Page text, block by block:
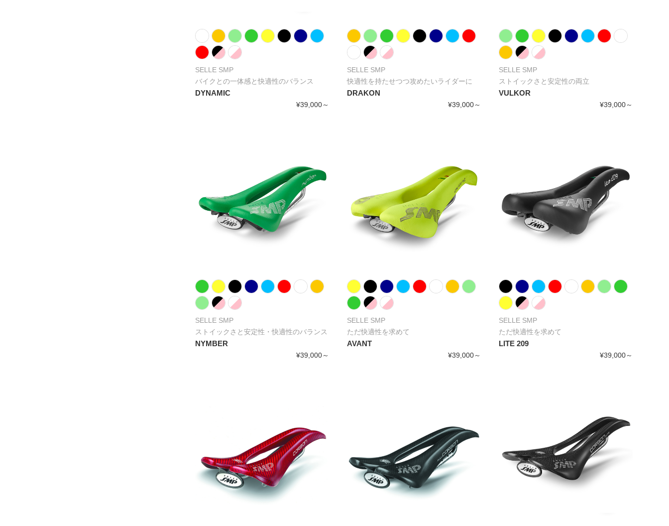
SELLE SMP
バイクとの一体感と快適性のバランス
DYNAMIC
¥39,000～
SELLE SMP
快適性を持たせつつ攻めたいライダーに
DRAKON
¥39,000～
SELLE SMP
ストイックさと安定性の両立
VULKOR
¥39,000～
SELLE SMP
ストイックさと安定性・快適性のバランス
NYMBER
¥39,000～
SELLE SMP
ただ快適性を求めて
AVANT
¥39,000～
SELLE SMP
ただ快適性を求めて
LITE 209
¥39,000～